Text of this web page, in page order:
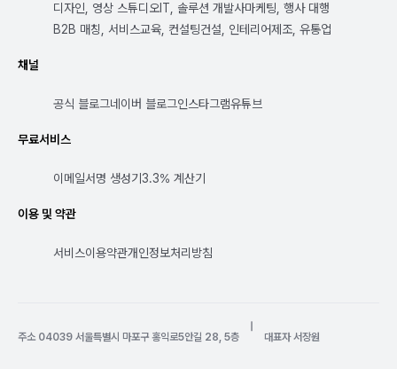
디자인, 영상 스튜디오 IT, 솔루션 개발사마케팅, 행사 대행
B2B 매칭, 서비스교육, 컨설팅건설, 인테리어제조, 유통업
채널
공식 블로그네이버 블로그인스타그램유튜브
무료서비스
이메일서명 생성기 3.3% 계산기
이용 및 약관
서비스이용약관개인정보처리방침
주소 04039 서울특별시 마포구 홍익로5안길 28, 5층
대표자 서장원